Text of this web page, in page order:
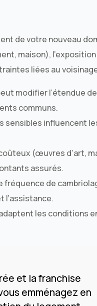
de votre nouveau
maison), l’exposition
liées au
modifier l’étendue
communs.
sensibles influencent
(œuvres d’art,
assurés.
de
l’assistance.
les conditions
et la franchise
emménagez en